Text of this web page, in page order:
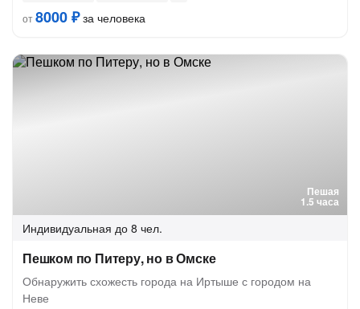
от8000 ₽за человека
Пешая
1.5 часа
Индивидуальная до 8 чел.
Пешком по Питеру, но в Омске
Обнаружить схожесть города на Иртыше с городом на
Неве